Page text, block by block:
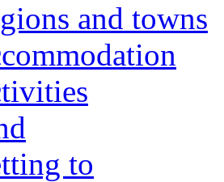
and towns
to